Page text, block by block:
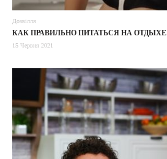
Дозвілля
КАК ПРАВИЛЬНО ПИТАТЬСЯ НА ОТДЫХЕ
15 Червня 2021